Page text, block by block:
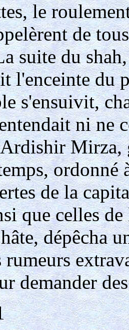
le
de
suite du
l'enceinte du
s'ensuivit,
ni ne
Mirza,
ordonné
de la
que celles
dépêcha
rumeurs
demander